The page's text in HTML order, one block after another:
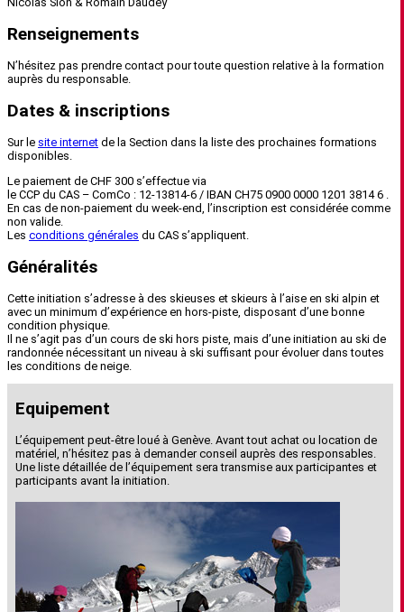
Renseignements
N’hésitez pas prendre contact pour toute question relative à la formation
auprès du responsable.
Dates & inscriptions
Sur le site internet de la Section dans la liste des prochaines formations
disponibles.
Le paiement de CHF 300 s’effectue via
le CCP du CAS – ComCo : 12-13814-6 / IBAN CH75 0900 0000 1201 3814 6 .
En cas de non-paiement du week-end, l’inscription est considérée comme
non valide.
Les conditions générales du CAS s’appliquent.
Généralités
Cette initiation s’adresse à des skieuses et skieurs à l’aise en ski alpin et
avec un minimum d’expérience en hors-piste, disposant d’une bonne
condition physique.
Il ne s’agit pas d’un cours de ski hors piste, mais d’une initiation au ski de
randonnée nécessitant un niveau à ski suffisant pour évoluer dans toutes
les conditions de neige.
Equipement
L’équipement peut-être loué à Genève. Avant tout achat ou location de
matériel, n’hésitez pas à demander conseil auprès des responsables.
Une liste détaillée de l’équipement sera transmise aux participantes et
participants avant la initiation.